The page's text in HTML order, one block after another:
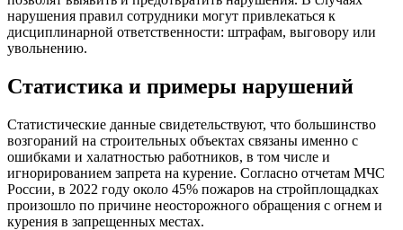
нарушения правил сотрудники могут привлекаться к
дисциплинарной ответственности: штрафам, выговору или
увольнению.
Статистика и примеры нарушений
Статистические данные свидетельствуют, что большинство
возгораний на строительных объектах связаны именно с
ошибками и халатностью работников, в том числе и
игнорированием запрета на курение. Согласно отчетам МЧС
России, в 2022 году около 45% пожаров на стройплощадках
произошло по причине неосторожного обращения с огнем и
курения в запрещенных местах.